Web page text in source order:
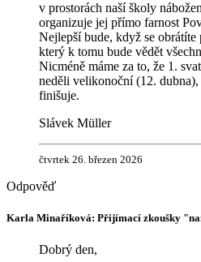
v prostorách naší školy
organizuje jej přímo farnost
Nejlepší bude, když se obrátíte
který k tomu bude vědět
Nicméně máme za to, že 1.
neděli velikonoční (12.
finišuje.
Slávek Müller
čtvrtek 26. březen 2026
Karla Minaříková: Přijímací zkoušky
Dobrý den,